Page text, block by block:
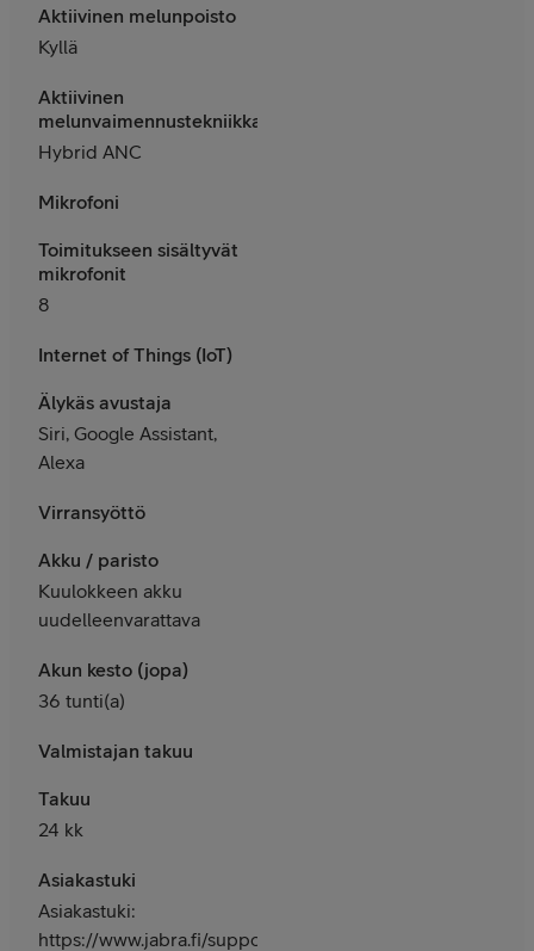
Aktiivinen melunpoisto
Kyllä
Aktiivinen
melunvaimennustekniikka
Hybrid ANC
Mikrofoni
Toimitukseen sisältyvät
mikrofonit
8
Internet of Things (IoT)
Älykäs avustaja
Siri, Google Assistant,
Alexa
Virransyöttö
Akku / paristo
Kuulokkeen akku
uudelleenvarattava
Akun kesto (jopa)
36 tunti(a)
Valmistajan takuu
Takuu
24 kk
Asiakastuki
Asiakastuki:
https://www.jabra.fi/support